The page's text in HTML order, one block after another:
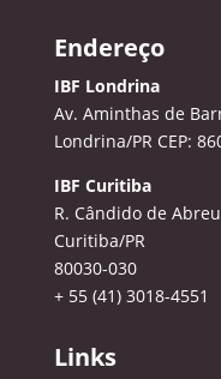
Endereço
IBF Londrina
Av. Aminthas de
Londrina/PR CEP:
IBF Curitiba
R. Cândido de
Curitiba/PR
80030-030
+ 55 (41) 3018-4551
Links